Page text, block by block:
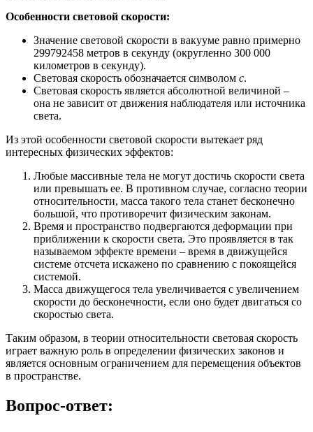
Особенности световой скорости:
Значение световой скорости в вакууме равно примерно
299792458 метров в секунду (округленно 300 000
километров в секунду).
Световая скорость обозначается символом c.
Световая скорость является абсолютной величиной –
она не зависит от движения наблюдателя или источника
света.
Из этой особенности световой скорости вытекает ряд
интересных физических эффектов:
Любые массивные тела не могут достичь скорости света
или превышать ее. В противном случае, согласно теории
относительности, масса такого тела станет бесконечно
большой, что противоречит физическим законам.
Время и пространство подвергаются деформации при
приближении к скорости света. Это проявляется в так
называемом эффекте времени – время в движущейся
системе отсчета искажено по сравнению с покоящейся
системой.
Масса движущегося тела увеличивается с увеличением
скорости до бесконечности, если оно будет двигаться со
скоростью света.
Таким образом, в теории относительности световая скорость
играет важную роль в определении физических законов и
является основным ограничением для перемещения объектов
в пространстве.
Вопрос-ответ: